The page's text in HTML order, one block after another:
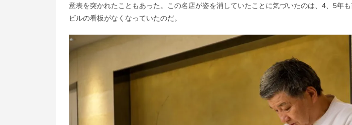
意表を突かれたこともあった。この名店が姿を消していたことに気づいたのは、4、5年も
ビルの看板がなくなっていたのだ。